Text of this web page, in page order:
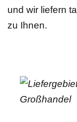
und wir liefern
zu Ihnen.